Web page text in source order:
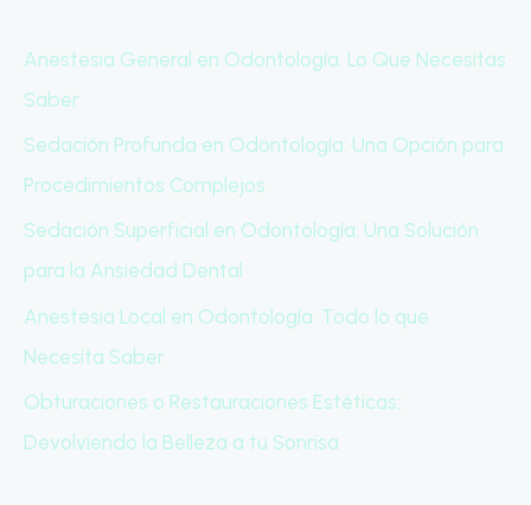
a
r
p
o
Anestesia General en Odontología: Lo Que Necesitas
Saber
Sedación Profunda en Odontología: Una Opción para
Procedimientos Complejos
Sedación Superficial en Odontología: Una Solución
para la Ansiedad Dental
Anestesia Local en Odontología: Todo lo que
Necesita Saber
Obturaciones o Restauraciones Estéticas:
Devolviendo la Belleza a tu Sonrisa